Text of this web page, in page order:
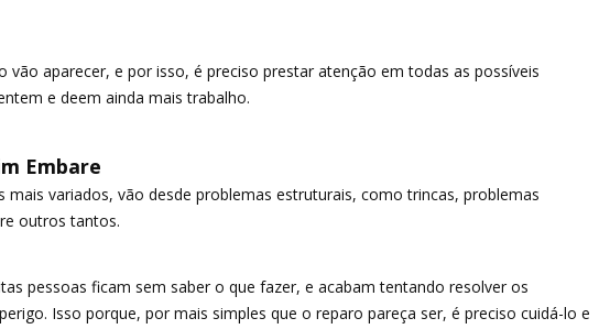
vão aparecer, e por isso, é preciso prestar atenção em todas as possíveis
e deem ainda mais trabalho.
Embare
mais variados, vão desde problemas estruturais, como trincas, problemas
outros tantos.
pessoas ficam sem saber o que fazer, e acabam tentando resolver os
Isso porque, por mais simples que o reparo pareça ser, é preciso cuidá-lo e